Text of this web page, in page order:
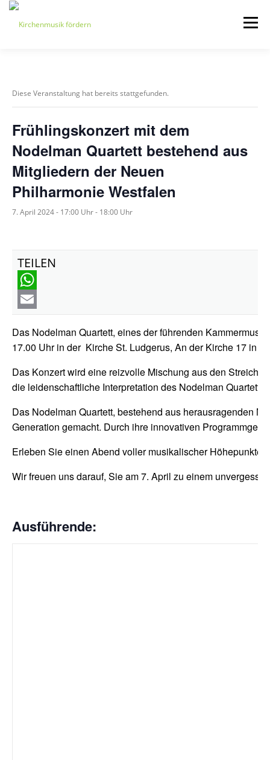
Zum
springen
Menü
Diese Veranstaltung hat bereits stattgefunden.
Frühlingskonzert mit dem
Nodelman Quartett bestehend aus
Mitgliedern der Neuen
Philharmonie Westfalen
7. April 2024 - 17:00 Uhr- 18:00 Uhr
TEILEN
WhatsApp
Das Nodelman Quartett, eines der führenden
17.00 Uhr in der Kirche St. Ludgerus, An der Kirche 17 in
Das Konzert wird eine reizvolle Mischung aus den
die leidenschaftliche Interpretation des Nodelman
Das Nodelman Quartett, bestehend aus herausragenden
Generation gemacht. Durch ihre innovativen
Erleben Sie einen Abend voller musikalischer Höhepunkte
Wir freuen uns darauf, Sie am 7. April zu einem
Ausführende: